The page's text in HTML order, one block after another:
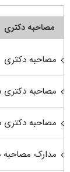
مصاحبه دکتری
مصاحبه دکتری
مصاحبه دکتری
مصاحبه دکتری
مدارک مصاحبه